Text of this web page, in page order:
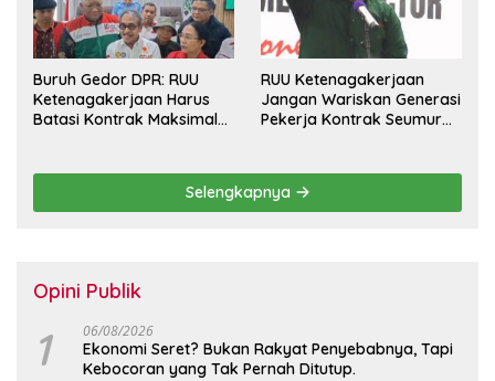
Buruh Gedor DPR: RUU
Ketenagakerjaan Harus
Batasi Kontrak Maksimal
RUU Ketenagakerjaan
Jangan Wariskan Generasi
Pekerja Kontrak Seumur
Selengkapnya
Opini Publik
1 06/08/2026
Ekonomi Seret? Bukan Rakyat Penyebabnya, Tapi
Kebocoran yang Tak Pernah Ditutup.